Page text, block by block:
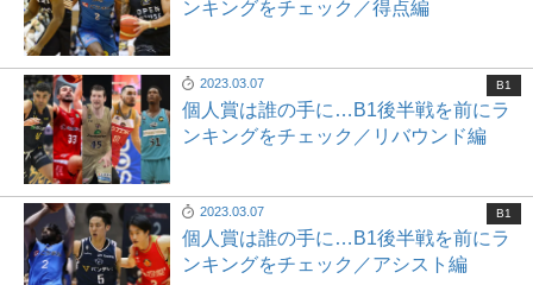
ンキングをチェック／得点編
2023.03.07
個人賞は誰の手に…B1後半戦を前にラ
ンキングをチェック／リバウンド編
B1
2023.03.07
個人賞は誰の手に…B1後半戦を前にラ
ンキングをチェック／アシスト編
B1